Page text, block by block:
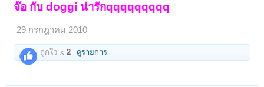
จ๊อ กับ doggi น่ารักqqqqqqqqq
29 กรกฎาคม 2010
ถูกใจ x2 ดูรายการ